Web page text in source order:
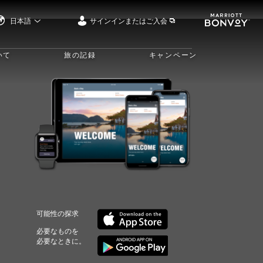
日本語 サインインまたはご入会
て 旅の記録 キャンペーン
可能性の探求
必要なものを
必要なときに。